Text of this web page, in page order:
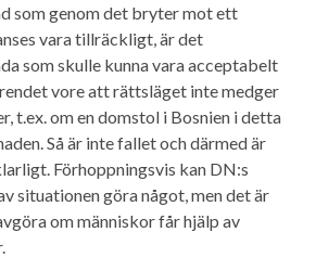
som genom det bryter mot ett
vara tillräckligt, är det
som skulle kunna vara acceptabelt
vore att rättsläget inte medger
t.ex. om en domstol i Bosnien i detta
Så är inte fallet och därmed är
Förhoppningsvis kan DN:s
situationen göra något, men det är
om människor får hjälp av